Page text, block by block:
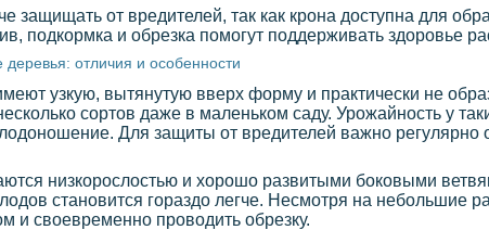
защищать от вредителей, так как крона доступна для
подкормка и обрезка помогут поддерживать здоровье
отличия и особенности
узкую, вытянутую вверх форму и практически не
сортов даже в маленьком саду. Урожайность у
Для защиты от вредителей важно регулярно
низкорослостью и хорошо развитыми боковыми
становится гораздо легче. Несмотря на небольшие
и своевременно проводить обрезку.